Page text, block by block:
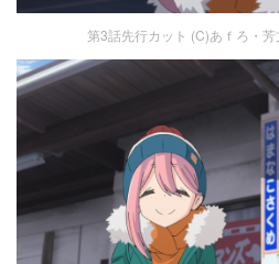
第3話先行カット (C)あｆろ・